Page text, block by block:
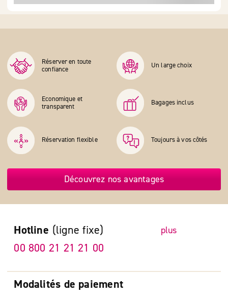
Réserver en toute
confiance
Un large choix
Economique et
transparent
Bagages inclus
Réservation flexible Toujours à vos côtés
Découvrez nos avantages
Modalités de paiement
Hotline (ligne fixe) plus
00 800 21 21 21 00